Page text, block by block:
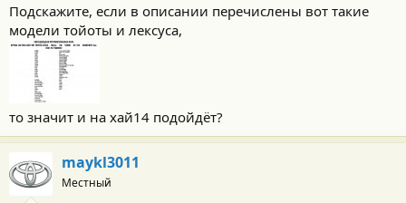
Подскажите, если в описании перечислены вот такие
модели тойоты и лексуса,
то значит и на хай14 подойдёт?
maykl3011
Местный